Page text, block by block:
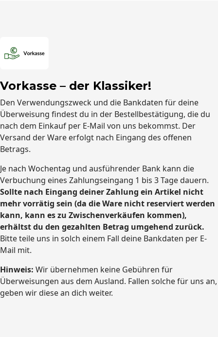
Vorkasse – der Klassiker!
Den Verwendungszweck und die Bankdaten für deine
Überweisung findest du in der Bestellbestätigung, die du
nach dem Einkauf per E-Mail von uns bekommst. Der
Versand der Ware erfolgt nach Eingang des offenen
Betrags.
Je nach Wochentag und ausführender Bank kann die
Verbuchung eines Zahlungseingang 1 bis 3 Tage dauern.
Sollte nach Eingang deiner Zahlung ein Artikel nicht
mehr vorrätig sein (da die Ware nicht reserviert werden
kann, kann es zu Zwischenverkäufen kommen),
erhältst du den gezahlten Betrag umgehend zurück.
Bitte teile uns in solch einem Fall deine Bankdaten per E-
Mail mit.
Hinweis: Wir übernehmen keine Gebühren für
Überweisungen aus dem Ausland. Fallen solche für uns an,
geben wir diese an dich weiter.